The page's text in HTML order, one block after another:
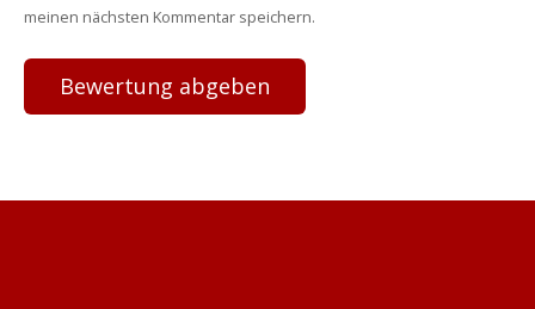
meinen nächsten Kommentar speichern.